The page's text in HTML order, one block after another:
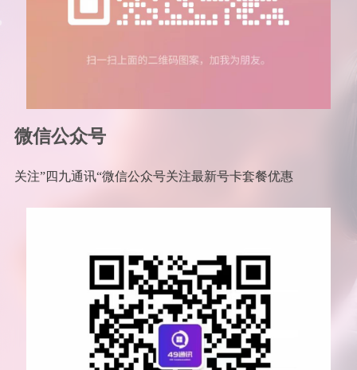
微信公众号
关注”四九通讯“微信公众号关注最新号卡套餐优惠